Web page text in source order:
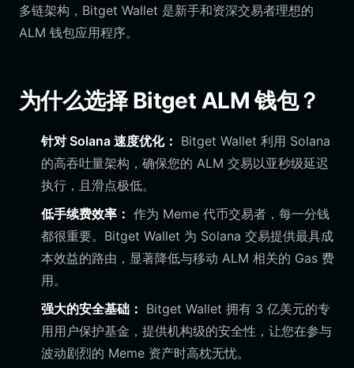
多链架构，Bitget Wallet 是新手和资深交易者理想的
ALM 钱包应用程序。
为什么选择 Bitget ALM 钱包？
针对 Solana 速度优化： Bitget Wallet 利用 Solana
的高吞吐量架构，确保您的 ALM 交易以亚秒级延迟
执行，且滑点极低。
低手续费效率： 作为 Meme 代币交易者，每一分钱
都很重要。Bitget Wallet 为 Solana 交易提供最具成
本效益的路由，显著降低与移动 ALM 相关的 Gas 费
用。
强大的安全基础： Bitget Wallet 拥有 3 亿美元的专
用用户保护基金，提供机构级的安全性，让您在参与
波动剧烈的 Meme 资产时高枕无忧。